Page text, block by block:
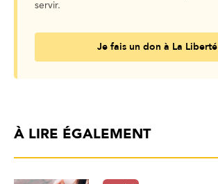
servir.
Je fais un don à La Liberté
À LIRE ÉGALEMENT